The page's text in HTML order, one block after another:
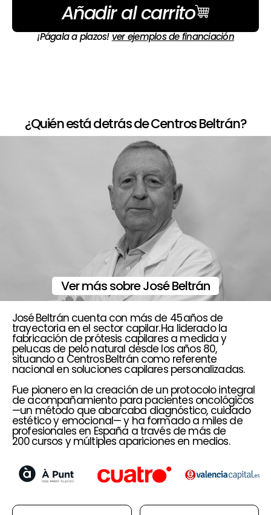
Añadir al carrito
¡Págala a plazos! ver ejemplos de financiación
¿Quién está detrás de Centros Beltrán?
Ver más sobre José Beltrán
José Beltrán cuenta con más de 45 años de
trayectoria en el sector capilar. Ha liderado la
fabricación de prótesis capilares a medida y
pelucas de pelo natural desde los años 80,
situando a Centros Beltrán como referente
nacional en soluciones capilares personalizadas.
Fue pionero en la creación de un protocolo integral
de acompañamiento para pacientes oncológicos
—un método que abarcaba diagnóstico, cuidado
estético y emocional— y ha formado a miles de
profesionales en España a través de más de
200 cursos y múltiples apariciones en medios.